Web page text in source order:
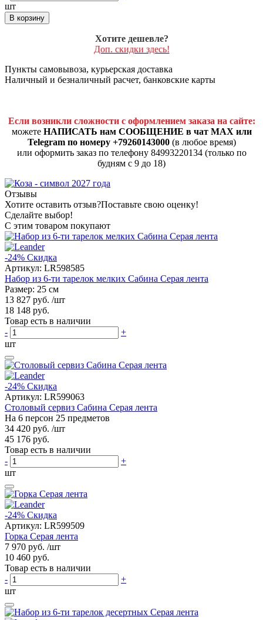
шт
В корзину
Хотите дешевле?
Доп. скидки здесь!
Пункты самовывоза, курьерская доставка
Наличный и безналичный расчет, банковские карты
Если возникли сложности с оформлением заказа на сайте:
можете НАПИСАТЬ нам СООБЩЕНИЕ в чат MAX или
Telegram по номеру +79260143000(в любое время)
или оформить заказ по телефону 84993220134 (только по
будням с 9 до 18)
Отзывы
Хотите оставить отзыв?Поставьте свою оценку!
Сделайте выбор!
С этим товаром покупают
-24% Скидка
Артикул: LR598585
Набор из 6-ти тарелок мелких Сабина Серая лента
Размер: 25 см
13 827 руб. /шт
18 148 руб.
Товар есть в наличии
-
+
шт
-24% Скидка
Артикул: LR599063
Столовый сервиз Сабина Серая лента
На 6 персон 25 предметов
34 420 руб. /шт
45 176 руб.
Товар есть в наличии
-
+
шт
-24% Скидка
Артикул: LR599509
Горка Серая лента
7 970 руб. /шт
10 460 руб.
Товар есть в наличии
-
+
шт